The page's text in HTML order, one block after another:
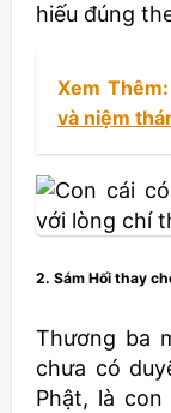
hiếu đúng
Xem Thêm:
và niệm
2. Sám Hối thay
Thương ba
chưa có
Phật, là